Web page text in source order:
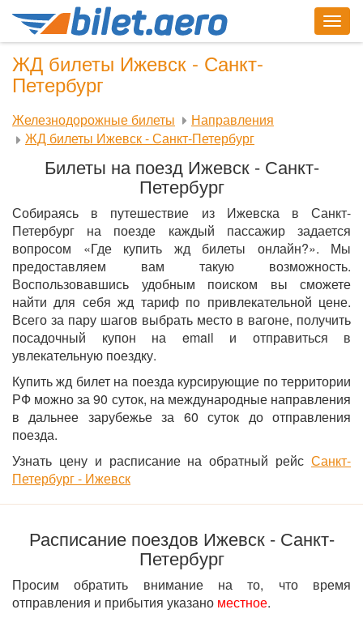
ЖД билеты Ижевск - Санкт-
Петербург
Железнодорожные билеты
Направления
ЖД билеты Ижевск - Санкт-Петербург
Билеты на поезд Ижевск - Санкт-
Петербург
Собираясь в путешествие из Ижевска в Санкт-
Петербург на поезде каждый пассажир задается
вопросом «Где купить жд билеты онлайн?». Мы
предоставляем вам такую возможность.
Воспользовавшись удобным поиском вы сможете
найти для себя жд тариф по привлекательной цене.
Всего за пару шагов выбрать место в вагоне, получить
посадочный купон на email и отправиться в
увлекательную поездку.
Купить жд билет на поезда курсирующие по территории
РФ можно за 90 суток, на международные направления
в дальнее зарубежье за 60 суток до отправления
поезда.
Узнать цену и расписание на обратный рейс Санкт-
Петербург - Ижевск
Расписание поездов Ижевск - Санкт-
Петербург
Просим обратить внимание на то, что время
отправления и прибытия указано местное.